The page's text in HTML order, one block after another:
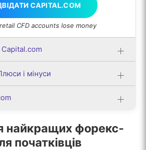
CAPITAL.COM
CFD accounts lose money
Capital.com
і мінуси
найкращих форекс-
початківців